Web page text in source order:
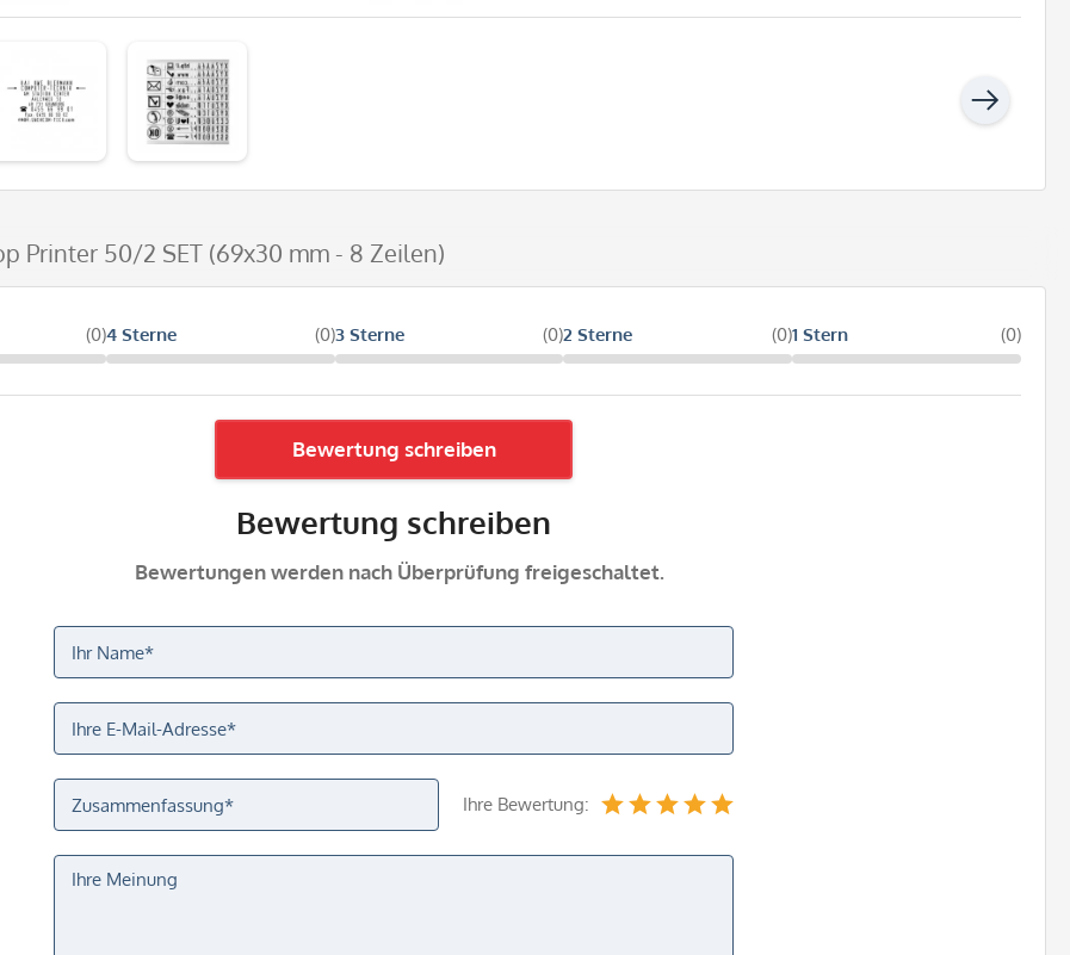
Printer 50/2 SET (69x30 mm - 8 Zeilen)
(0)4 Sterne (0)3 Sterne (0)2 Sterne (0)1 Stern (0)
Bewertung schreiben
Bewertung schreiben
Bewertungen werden nach Überprüfung freigeschaltet.
Ihre Bewertung: